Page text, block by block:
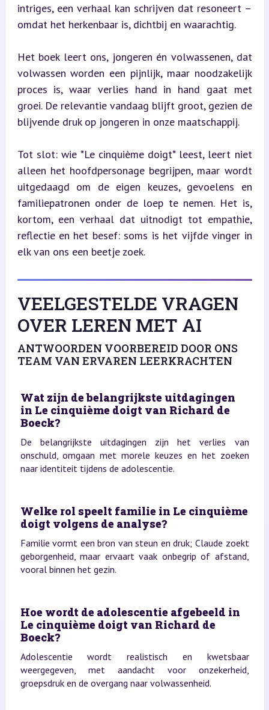
intriges, een verhaal kan schrijven dat resoneert –
omdat het herkenbaar is, dichtbij en waarachtig.
Het boek leert ons, jongeren én volwassenen, dat
volwassen worden een pijnlijk, maar noodzakelijk
proces is, waar verlies hand in hand gaat met
groei. De relevantie vandaag blijft groot, gezien de
blijvende druk op jongeren in onze maatschappij.
Tot slot: wie *Le cinquième doigt* leest, leert niet
alleen het hoofdpersonage begrijpen, maar wordt
uitgedaagd om de eigen keuzes, gevoelens en
familiepatronen onder de loep te nemen. Het is,
kortom, een verhaal dat uitnodigt tot empathie,
reflectie en het besef: soms is het vijfde vinger in
elk van ons een beetje zoek.
VEELGESTELDE VRAGEN
OVER LEREN MET AI
ANTWOORDEN VOORBEREID DOOR ONS
TEAM VAN ERVAREN LEERKRACHTEN
Wat zijn de belangrijkste uitdagingen
in Le cinquième doigt van Richard de
Boeck?
De belangrijkste uitdagingen zijn het verlies van
onschuld, omgaan met morele keuzes en het zoeken
naar identiteit tijdens de adolescentie.
Welke rol speelt familie in Le cinquième
doigt volgens de analyse?
Familie vormt een bron van steun en druk; Claude zoekt
geborgenheid, maar ervaart vaak onbegrip of afstand,
vooral binnen het gezin.
Hoe wordt de adolescentie afgebeeld in
Le cinquième doigt van Richard de
Boeck?
Adolescentie wordt realistisch en kwetsbaar
weergegeven, met aandacht voor onzekerheid,
groepsdruk en de overgang naar volwassenheid.